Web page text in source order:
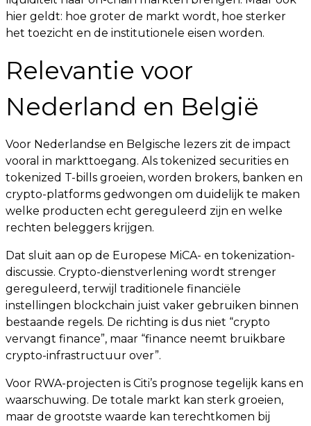
hier geldt: hoe groter de markt wordt, hoe sterker
het toezicht en de institutionele eisen worden.
Relevantie voor
Nederland en België
Voor Nederlandse en Belgische lezers zit de impact
vooral in markttoegang. Als tokenized securities en
tokenized T-bills groeien, worden brokers, banken en
crypto-platforms gedwongen om duidelijk te maken
welke producten echt gereguleerd zijn en welke
rechten beleggers krijgen.
Dat sluit aan op de Europese MiCA- en tokenization-
discussie. Crypto-dienstverlening wordt strenger
gereguleerd, terwijl traditionele financiële
instellingen blockchain juist vaker gebruiken binnen
bestaande regels. De richting is dus niet “crypto
vervangt finance”, maar “finance neemt bruikbare
crypto-infrastructuur over”.
Voor RWA-projecten is Citi’s prognose tegelijk kans en
waarschuwing. De totale markt kan sterk groeien,
maar de grootste waarde kan terechtkomen bij